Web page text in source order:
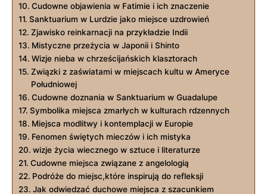
Cudowne objawienia w Fatimie i ich znaczenie
Sanktuarium w Lurdzie jako miejsce uzdrowień
Zjawisko reinkarnacji na przykładzie Indii
Mistyczne przeżycia w Japonii i Shinto
Wizje nieba w chrześcijańskich klasztorach
Związki z zaświatami w miejscach kultu w Ameryce
Południowej
Cudowne doznania w Sanktuarium w Guadalupe
Symbolika miejsca zmarłych w kulturach rdzennych
Miejsca modlitwy i kontemplacji w Europie
Fenomen świętych mieczów i ich mistyka
wizje życia wiecznego w sztuce i literaturze
Cudowne miejsca związane z angelologią
Podróże do miejsc,które inspirują do refleksji
Jak odwiedzać duchowe miejsca z szacunkiem